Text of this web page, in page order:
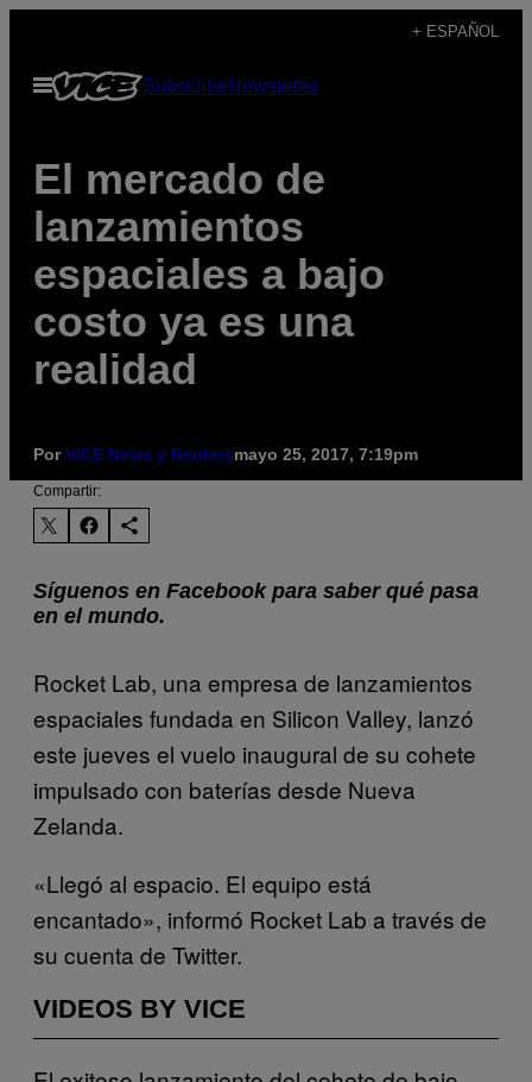
contenido
+ ESPAÑOL
Abrir
Menú
SubscribeNewsletter
El mercado de
lanzamientos
espaciales a bajo
costo ya es una
realidad
PorVICE News y Reutersmayo 25, 2017, 7:19pm
Compartir:
Síguenos en Facebook para saber qué pasa
en el mundo.
Rocket Lab, una empresa de lanzamientos
espaciales fundada en Silicon Valley, lanzó
este jueves el vuelo inaugural de su cohete
impulsado con baterías desde Nueva
Zelanda.
«Llegó al espacio. El equipo está
encantado», informó Rocket Lab a través de
su cuenta de Twitter.
VIDEOS BY VICE